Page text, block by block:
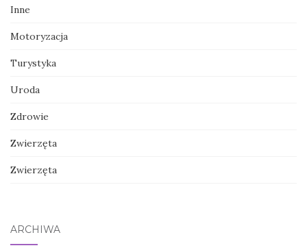
Inne
Motoryzacja
Turystyka
Uroda
Zdrowie
Zwierzęta
Zwierzęta
ARCHIWA